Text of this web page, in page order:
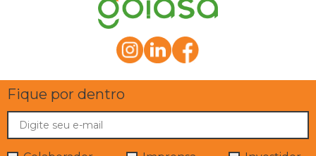
Fique por dentro